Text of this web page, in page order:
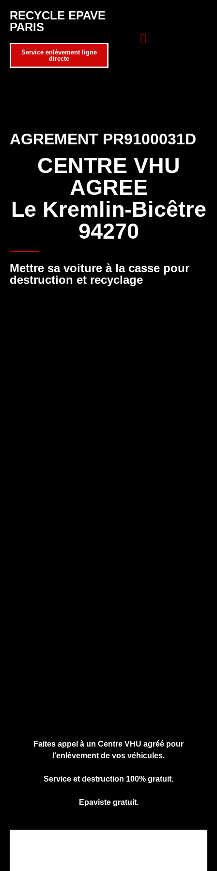
RECYCLE EPAVE
PARIS
Service enlèvement ligne
directe
AGREMENT PR9100031D
CENTRE VHU
AGREE
Le Kremlin-Bicêtre
94270
Mettre sa voiture à la casse pour
destruction et recyclage
Faites appel à un Centre VHU agréé pour
l’enlèvement de vos véhicules.
Service et destruction 100% gratuit.
Epaviste gratuit.